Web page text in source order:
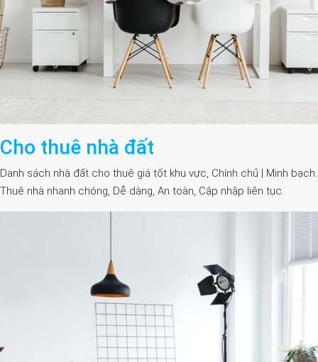
Cho thuê nhà đất
Danh sách nhà đất cho thuê giá tốt khu vực, Chính chủ | Minh bạch.
Thuê nhà nhanh chóng, Dễ dàng, An toàn, Cập nhập liên tục.